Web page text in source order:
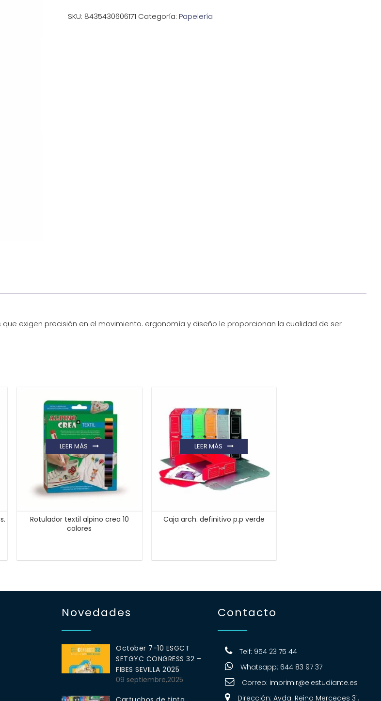
SKU: 8435430606171 Categoría: Papelería
exigen precisión en el movimiento. ergonomía y diseño le proporcionan la cualidad de ser
Rotulador textil alpino crea 10
colores
LEER MÁS
Caja arch. definitivo p.p verde
LEER MÁS
Novedades
October 7-10 ESGCT
SETGYC CONGRESS 32 –
FIBES SEVILLA 2025
09 septiembre,2025
Contacto
Telf: 954 23 75 44
Whatsapp: 644 83 97 37
Correo: imprimir@elestudiante.es
Dirección: Avda. Reina Mercedes 31,